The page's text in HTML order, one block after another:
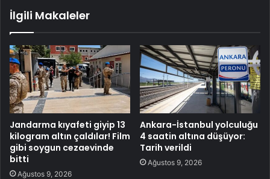
İlgili Makaleler
Jandarma kıyafeti giyip 13
kilogram altın çaldılar! Film
gibi soygun cezaevinde
bitti
Ağustos 9, 2026
Ankara-İstanbul yolculuğu
4 saatin altına düşüyor:
Tarih verildi
Ağustos 9, 2026